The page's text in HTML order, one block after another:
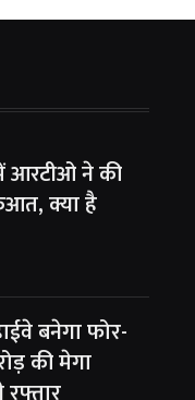
आरटीओ ने की
क्या है
बनेगा फोर-
की मेगा